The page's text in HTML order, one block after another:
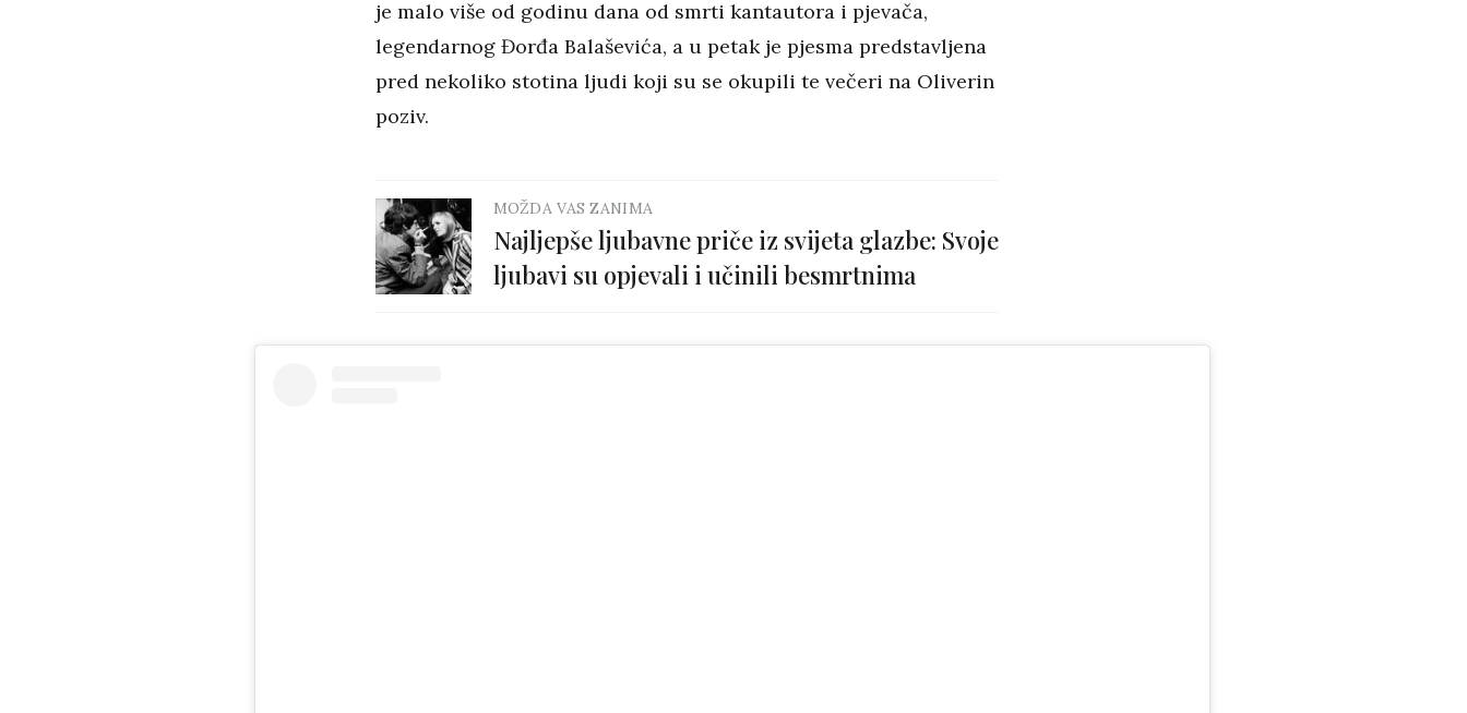
je malo više od godinu dana od smrti kantautora i pjevača,
legendarnog Đorđa Balaševića, a u petak je pjesma predstavljena
pred nekoliko stotina ljudi koji su se okupili te večeri na Oliverin
poziv.
MOŽDA VAS ZANIMA
Najljepše ljubavne priče iz svijeta glazbe: Svoje
ljubavi su opjevali i učinili besmrtnima